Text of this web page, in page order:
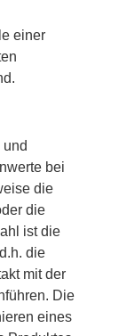
einer
bei
die
die
ist die
die
mit der
Die
eines